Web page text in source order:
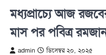
মধ্যপ্রাচ্যে আজ
মাস পর পবিত্র
admin ডিসেম্বর ২০, ২০২৫